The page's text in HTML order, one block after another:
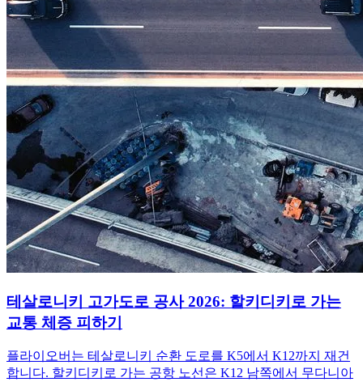
테살로니키 고가도로 공사 2026: 할키디키로 가는
교통 체증 피하기
플라이오버는 테살로니키 순환 도로를 K5에서 K12까지 재건
합니다. 할키디키로 가는 공항 노선은 K12 남쪽에서 무다니아